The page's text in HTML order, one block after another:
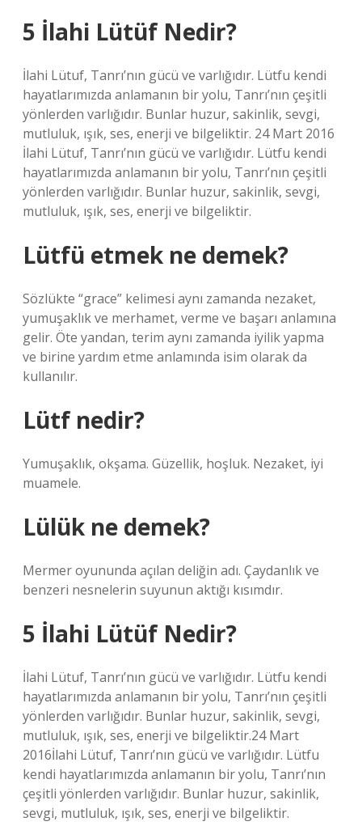
5 İlahi Lütüf Nedir?
İlahi Lütuf, Tanrı’nın gücü ve varlığıdır. Lütfu kendi
hayatlarımızda anlamanın bir yolu, Tanrı’nın çeşitli
yönlerden varlığıdır. Bunlar huzur, sakinlik, sevgi,
mutluluk, ışık, ses, enerji ve bilgeliktir. 24 Mart 2016
İlahi Lütuf, Tanrı’nın gücü ve varlığıdır. Lütfu kendi
hayatlarımızda anlamanın bir yolu, Tanrı’nın çeşitli
yönlerden varlığıdır. Bunlar huzur, sakinlik, sevgi,
mutluluk, ışık, ses, enerji ve bilgeliktir.
Lütfü etmek ne demek?
Sözlükte “grace” kelimesi aynı zamanda nezaket,
yumuşaklık ve merhamet, verme ve başarı anlamına
gelir. Öte yandan, terim aynı zamanda iyilik yapma
ve birine yardım etme anlamında isim olarak da
kullanılır.
Lütf nedir?
Yumuşaklık, okşama. Güzellik, hoşluk. Nezaket, iyi
muamele.
Lülük ne demek?
Mermer oyununda açılan deliğin adı. Çaydanlık ve
benzeri nesnelerin suyunun aktığı kısımdır.
5 İlahi Lütüf Nedir?
İlahi Lütuf, Tanrı’nın gücü ve varlığıdır. Lütfu kendi
hayatlarımızda anlamanın bir yolu, Tanrı’nın çeşitli
yönlerden varlığıdır. Bunlar huzur, sakinlik, sevgi,
mutluluk, ışık, ses, enerji ve bilgeliktir.24 Mart
2016İlahi Lütuf, Tanrı’nın gücü ve varlığıdır. Lütfu
kendi hayatlarımızda anlamanın bir yolu, Tanrı’nın
çeşitli yönlerden varlığıdır. Bunlar huzur, sakinlik,
sevgi, mutluluk, ışık, ses, enerji ve bilgeliktir.